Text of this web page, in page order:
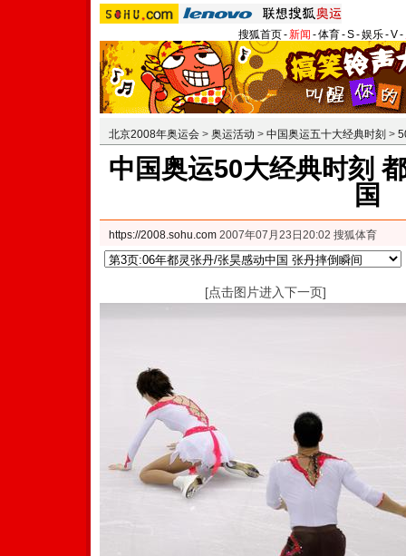
搜狐首页-新闻 -体育-S-娱乐-V-
北京2008年奥运会 > 奥运活动 > 中国奥运五十大经典时刻 >
中国奥运50大经典时刻
国
https://2008.sohu.com 2007年07月23日20:02 搜狐体育
[点击图片进入下一页]